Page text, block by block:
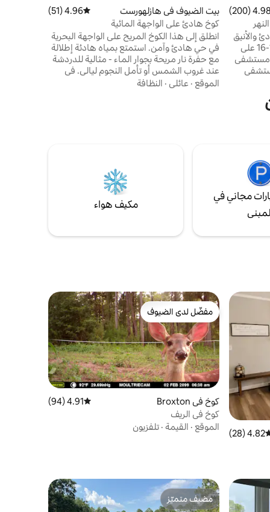
4.98 من 5، 200 مراجعات4.98 (200)
والأنيق
في الغابة. على بعد 7 أميال فقط من 1-16 على
يبعد مستشفى
كوين
يستوعب 4 بالغين على
بيت الضيوف في هازلهورست متوسط التقييم 4.96 من 5، 51 مراجعات
4.96 (51)
كوخ هادئ على الواجهة المائية
انطلق إلى هذا الكوخ المريح على الواجهة البحرية
في حي هادئ وآمن. استمتع بمياه هادئة إطلالة
مع حفرة نار مريحة بجوار الماء - مثالية للدردشة
عند غروب الشمس أو تأمل النجوم ليالي. في
الداخل، استرخ في مسكن مصمم بشكل مريح
الموقع · عائلي · النظافة
مجاني في
مكيف هواء
التقييم 4.82 من 5، 28 مراجعات
4.82 (28)
مفضّل لدى الضيوف
مفضّل لدى الضيوف
كوخ في Broxton متوسط التقييم 4.91 من 5، 94 مراجعات
4.91 (94)
كوخ في الريف
الموقع · القيمة · تلفزيون
مضيف متميّز
مضيف متميّز